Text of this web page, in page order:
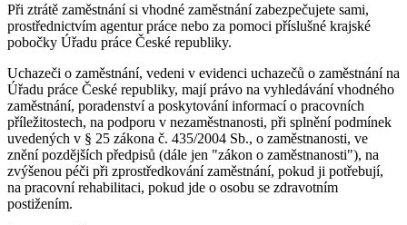
Při ztrátě zaměstnání si vhodné zaměstnání zabezpečujete sami,
prostřednictvím agentur práce nebo za pomoci příslušné krajské
pobočky Úřadu práce České republiky.
Uchazeči o zaměstnání, vedeni v evidenci uchazečů o zaměstnání na
Úřadu práce České republiky, mají právo na vyhledávání vhodného
zaměstnání, poradenství a poskytování informací o pracovních
příležitostech, na podporu v nezaměstnanosti, při splnění podmínek
uvedených v § 25 zákona č. 435/2004 Sb., o zaměstnanosti, ve
znění pozdějších předpisů (dále jen "zákon o zaměstnanosti"), na
zvýšenou péči při zprostředkování zaměstnání, pokud ji potřebují,
na pracovní rehabilitaci, pokud jde o osobu se zdravotním
postižením.